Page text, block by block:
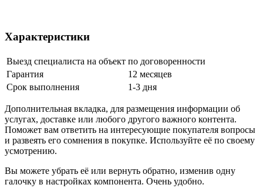
Характеристики
Выезд специалиста на объект по договоренности
Гарантия
12 месяцев
Срок выполнения
1-3 дня
Дополнительная вкладка, для размещения информации об
услугах, доставке или любого другого важного контента.
Поможет вам ответить на интересующие покупателя вопросы
и развеять его сомнения в покупке. Используйте её по своему
усмотрению.
Вы можете убрать её или вернуть обратно, изменив одну
галочку в настройках компонента. Очень удобно.